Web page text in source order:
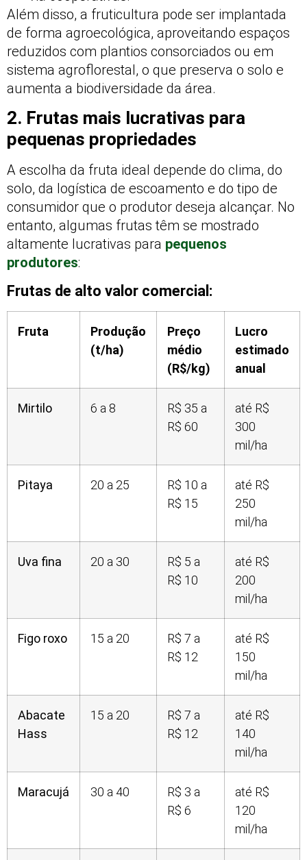
Além disso, a fruticultura pode ser implantada
de forma agroecológica, aproveitando espaços
reduzidos com plantios consorciados ou em
sistema agroflorestal, o que preserva o solo e
aumenta a biodiversidade da área.
2. Frutas mais lucrativas para
pequenas propriedades
A escolha da fruta ideal depende do clima, do
solo, da logística de escoamento e do tipo de
consumidor que o produtor deseja alcançar. No
entanto, algumas frutas têm se mostrado
altamente lucrativas para pequenos
produtores:
Frutas de alto valor comercial:
Fruta
Produção
(t/ha)
Preço
médio
(R$/kg)
Lucro
estimado
anual
Mirtilo 6 a 8
R$ 35 a
R$ 60
até R$
300
mil/ha
Pitaya 20 a 25
R$ 10 a
R$ 15
até R$
250
mil/ha
Uva fina 20 a 30
R$ 5 a
R$ 10
até R$
200
mil/ha
Figo roxo 15 a 20
R$ 7 a
R$ 12
até R$
150
mil/ha
Abacate
Hass
15 a 20
R$ 7 a
R$ 12
até R$
140
mil/ha
Maracujá 30 a 40
R$ 3 a
R$ 6
até R$
120
mil/ha